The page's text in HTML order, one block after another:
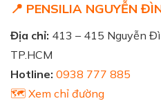
📍 PENSILIA NGUYỄN
Địa chỉ: 413 – 415 Nguyễn
TP.HCM
Hotline: 0938 777 885
🗺️ Xem chỉ đường